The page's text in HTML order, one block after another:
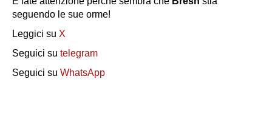
seguendo le sue orme!
Leggici su X
Seguici su telegram
Seguici su WhatsApp